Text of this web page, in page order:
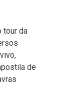
tour da
de